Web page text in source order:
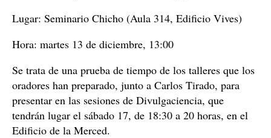
Lugar: Seminario Chicho (Aula 314, Edificio Vives)
Hora: martes 13 de diciembre, 13:00
Se trata de una prueba de tiempo de los talleres que los
oradores han preparado, junto a Carlos Tirado, para
presentar en las sesiones de Divulgaciencia, que
tendrán lugar el sábado 17, de 18:30 a 20 horas, en el
Edificio de la Merced.